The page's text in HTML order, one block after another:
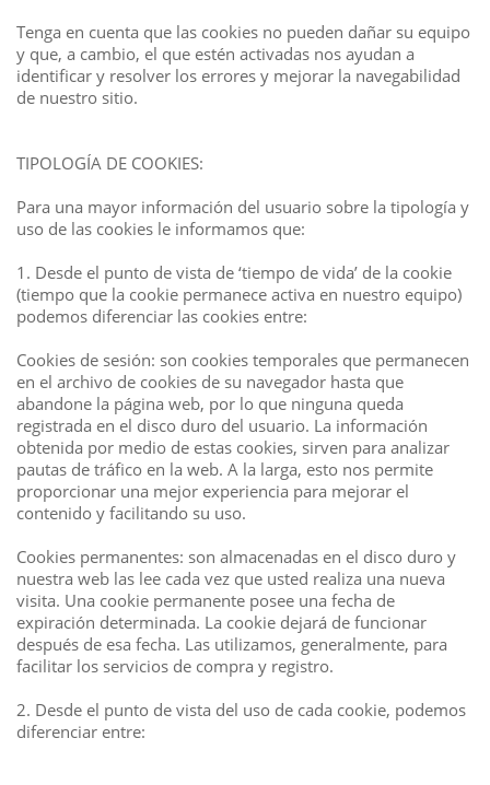
Tenga en cuenta que las cookies no pueden dañar su equipo
y que, a cambio, el que estén activadas nos ayudan a
identificar y resolver los errores y mejorar la navegabilidad
de nuestro sitio.
TIPOLOGÍA DE COOKIES:
Para una mayor información del usuario sobre la tipología y
uso de las cookies le informamos que:
1. Desde el punto de vista de ‘tiempo de vida’ de la cookie
(tiempo que la cookie permanece activa en nuestro equipo)
podemos diferenciar las cookies entre:
Cookies de sesión: son cookies temporales que permanecen
en el archivo de cookies de su navegador hasta que
abandone la página web, por lo que ninguna queda
registrada en el disco duro del usuario. La información
obtenida por medio de estas cookies, sirven para analizar
pautas de tráfico en la web. A la larga, esto nos permite
proporcionar una mejor experiencia para mejorar el
contenido y facilitando su uso.
Cookies permanentes: son almacenadas en el disco duro y
nuestra web las lee cada vez que usted realiza una nueva
visita. Una cookie permanente posee una fecha de
expiración determinada. La cookie dejará de funcionar
después de esa fecha. Las utilizamos, generalmente, para
facilitar los servicios de compra y registro.
2. Desde el punto de vista del uso de cada cookie, podemos
diferenciar entre: